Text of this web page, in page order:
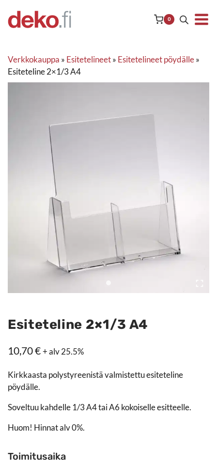
sisältöön
0
Verkkokauppa » Esitetelineet» Esitetelineet pöydälle»
Esiteteline 2×1/3 A4
Esiteteline 2×1/3 A4
10,70€+ alv 25.5%
Kirkkaasta polystyreenistä valmistettu esiteteline
pöydälle.
Soveltuu kahdelle 1/3 A4 tai A6 kokoiselle esitteelle.
Huom! Hinnat alv 0%.
Toimitusaika